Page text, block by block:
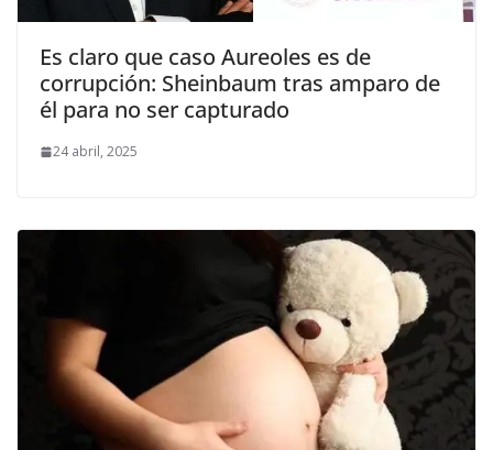
Es claro que caso Aureoles es de
corrupción: Sheinbaum tras amparo de
él para no ser capturado
24 abril, 2025